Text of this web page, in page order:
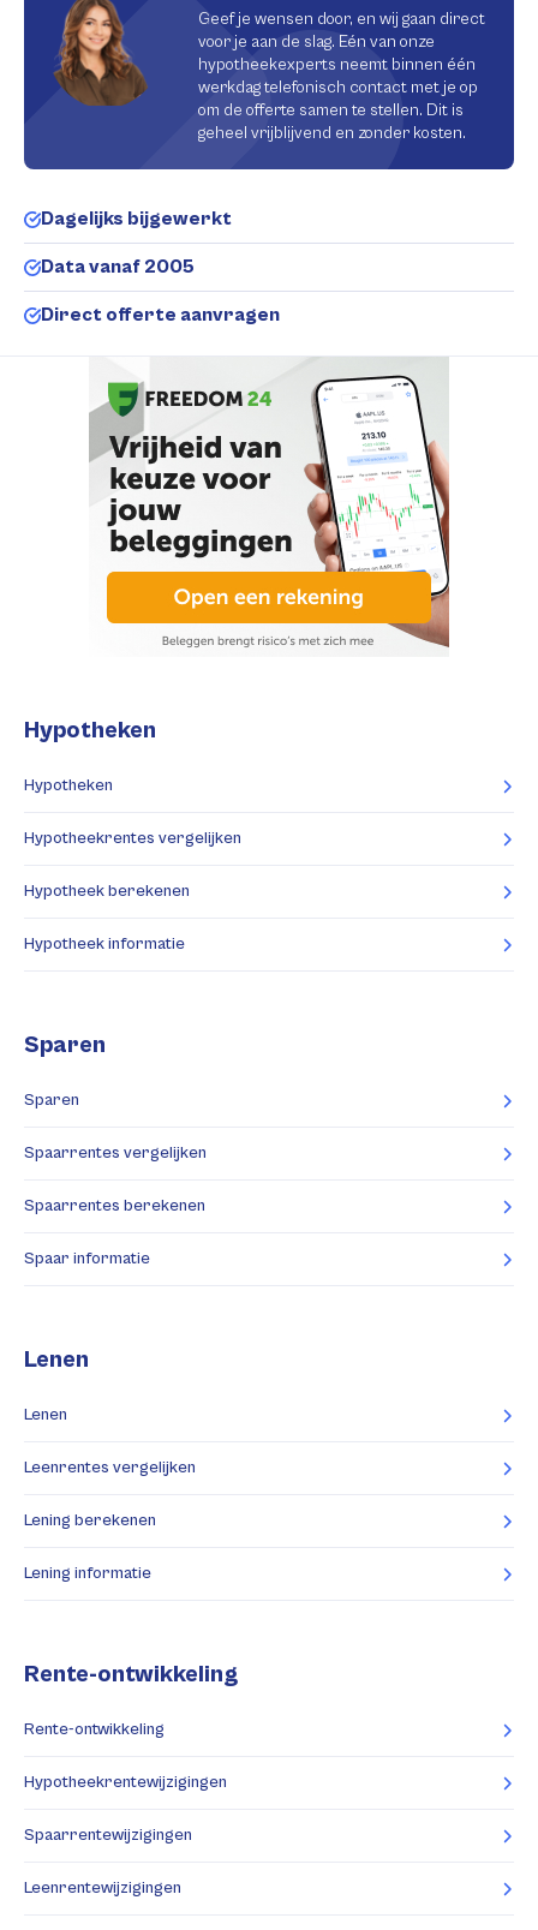
Geef je wensen door, en wij gaan direct
voor je aan de slag. Eén van onze
hypotheekexperts neemt binnen één
werkdag telefonisch contact met je op
om de offerte samen te stellen. Dit is
geheel vrijblijvend en zonder kosten.
Dagelijks bijgewerkt
Data vanaf 2005
Direct offerte aanvragen
Hypotheken
Hypotheken
Hypotheekrentes vergelijken
Hypotheek berekenen
Hypotheek informatie
Sparen
Sparen
Spaarrentes vergelijken
Spaarrentes berekenen
Spaar informatie
Lenen
Lenen
Leenrentes vergelijken
Lening berekenen
Lening informatie
Rente-ontwikkeling
Rente-ontwikkeling
Hypotheekrentewijzigingen
Spaarrentewijzigingen
Leenrentewijzigingen